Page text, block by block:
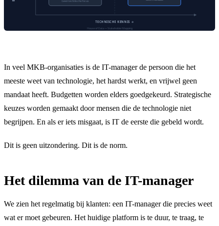
In veel MKB-organisaties is de IT-manager de persoon die het
meeste weet van technologie, het hardst werkt, en vrijwel geen
mandaat heeft. Budgetten worden elders goedgekeurd. Strategische
keuzes worden gemaakt door mensen die de technologie niet
begrijpen. En als er iets misgaat, is IT de eerste die gebeld wordt.
Dit is geen uitzondering. Dit is de norm.
Het dilemma van de IT-manager
We zien het regelmatig bij klanten: een IT-manager die precies weet
wat er moet gebeuren. Het huidige platform is te duur, te traag, te